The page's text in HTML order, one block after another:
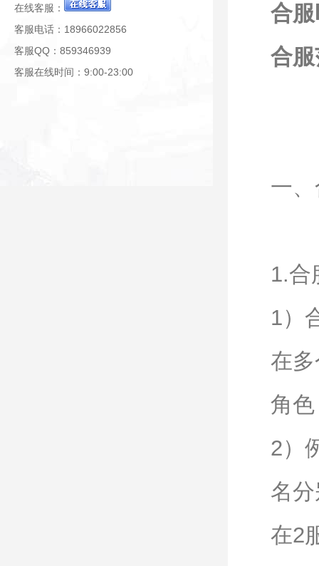
在线客服：
客服电话：18966022856
客服QQ：859346939
客服在线时间：9:00-23:00
合
合
一
1.合
1）
在
角色
2）
名
在2